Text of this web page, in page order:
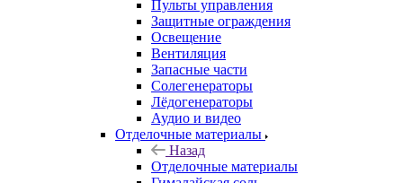
Пульты управления
Защитные ограждения
Освещение
Вентиляция
Запасные части
Солегенераторы
Лёдогенераторы
Аудио и видео
Отделочные материалы
Назад
Отделочные материалы